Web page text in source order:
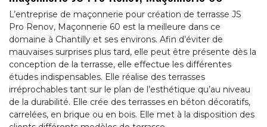
L’entreprise de maçonnerie pour création de terrasse JS
Pro Renov, Maçonnerie 60 est la meilleure dans ce
domaine à Chantilly et ses environs. Afin d’éviter de
mauvaises surprises plus tard, elle peut être présente dès la
conception de la terrasse, elle effectue les différentes
études indispensables. Elle réalise des terrasses
irréprochables tant sur le plan de l’esthétique qu’au niveau
de la durabilité. Elle crée des terrasses en béton décoratifs,
carrelées, en brique ou en bois. Elle met à la disposition des